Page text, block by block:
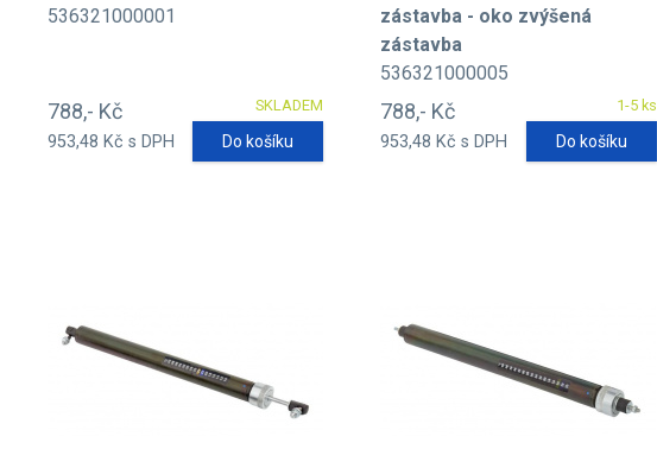
536321000001
SKLADEM
788,- Kč
953,48 Kč s DPH Do košíku
zástavba - oko zvýšená
zástavba
536321000005
1-5 ks
788,- Kč
953,48 Kč s DPH Do košíku